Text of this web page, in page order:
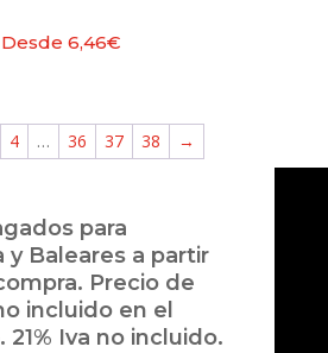
Desde6,46€
4 … 36 37 38 →
para
y Baleares a partir
Precio de
incluido en el
Iva no incluido.